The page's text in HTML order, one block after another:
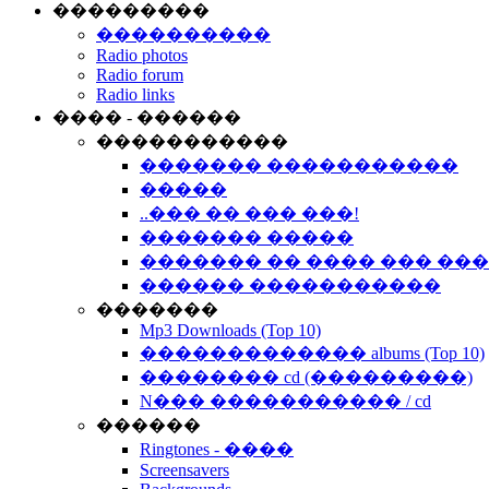
���������
����������
Radio photos
Radio forum
Radio links
���� - ������
�����������
������� �����������
�����
..��� �� ��� ���!
������� �����
������� �� ���� ���
������ �����������
�������
Mp3 Downloads (Top 10)
������������� albums (Top 10)
�������� cd (���������)
N��� ����������� / cd
������
Ringtones - ����
Screensavers